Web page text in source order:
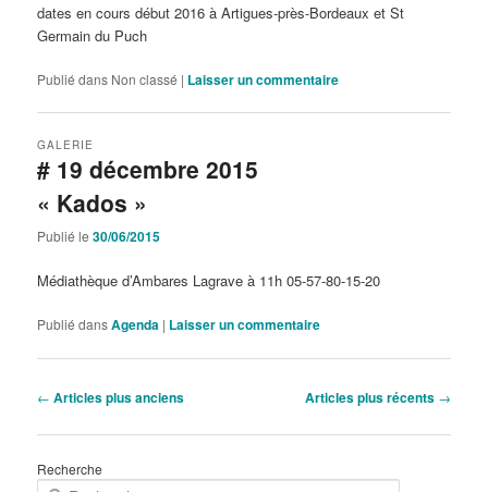
dates en cours début 2016 à Artigues-près-Bordeaux et St
Germain du Puch
Publié dans Non classé | Laisser un commentaire
# 19 décembre 2015
« Kados »
GALERIE
Publié le30/06/2015
Médiathèque d’Ambares Lagrave à 11h 05-57-80-15-20
Publié dansAgenda | Laisser un commentaire
Navigation
articles
← Articles plus anciens Articles plus récents →
Recherche